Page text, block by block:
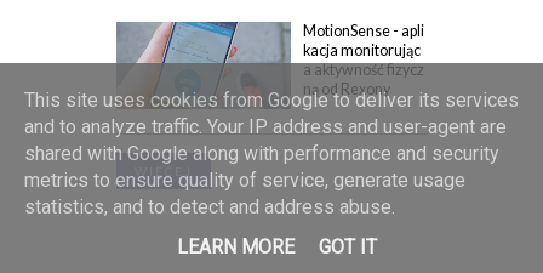
MotionSense - apli
kacja monitorując
a aktywność fizycz
ną od Rexony
This site uses cookies from Google to deliver its services
and to analyze traffic. Your IP address and user-agent are
shared with Google along with performance and security
metrics to ensure quality of service, generate usage
statistics, and to detect and address abuse.
LEARN MORE
GOT IT